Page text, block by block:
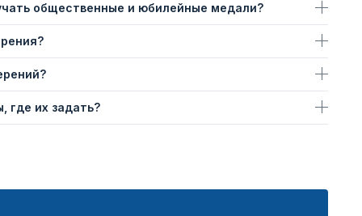
общественные и юбилейные медали?
где их задать?